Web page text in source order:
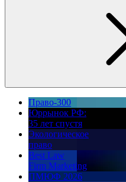
Право-300
Юррынок РФ:
35 лет спустя
Экологическое
право
Best Law
Firm Marketing
ПМЮФ 2026